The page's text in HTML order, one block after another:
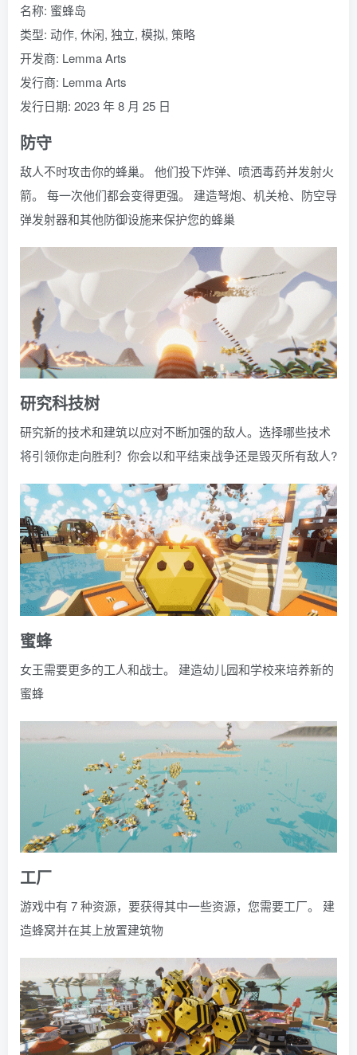
名称: 蜜蜂岛
类型: 动作, 休闲, 独立, 模拟, 策略
开发商: Lemma Arts
发行商: Lemma Arts
发行日期: 2023 年 8 月 25 日
防守
敌人不时攻击你的蜂巢。 他们投下炸弹、喷洒毒药并发射火
箭。 每一次他们都会变得更强。 建造弩炮、机关枪、防空导
弹发射器和其他防御设施来保护您的蜂巢
研究科技树
研究新的技术和建筑以应对不断加强的敌人。选择哪些技术
将引领你走向胜利？你会以和平结束战争还是毁灭所有敌人?
蜜蜂
女王需要更多的工人和战士。 建造幼儿园和学校来培养新的
蜜蜂
工厂
游戏中有 7 种资源，要获得其中一些资源，您需要工厂。 建
造蜂窝并在其上放置建筑物